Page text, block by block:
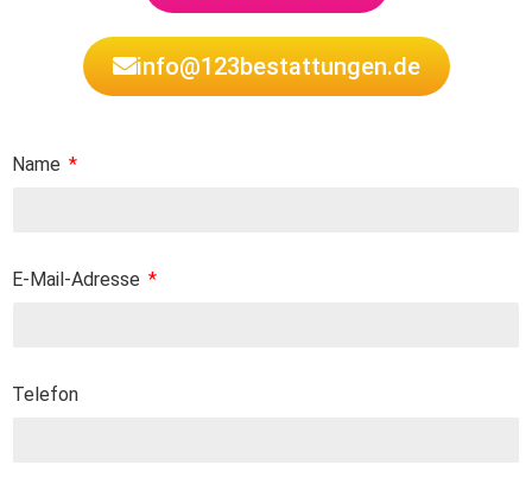
info@123bestattungen.de
Name
E-Mail-Adresse
Telefon